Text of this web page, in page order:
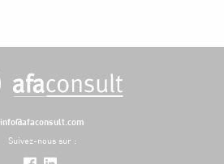
info@afaconsult.com
Suivez-nous sur :